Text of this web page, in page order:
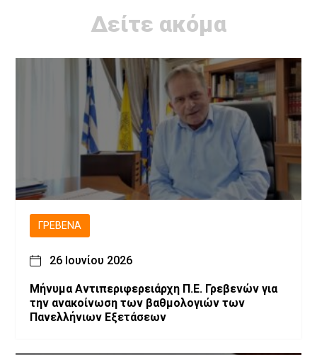
Δείτε ακόμα
ΓΡΕΒΕΝΆ
26 Ιουνίου 2026
Μήνυμα Αντιπεριφερειάρχη Π.Ε. Γρεβενών για
την ανακοίνωση των βαθμολογιών των
Πανελλήνιων Εξετάσεων